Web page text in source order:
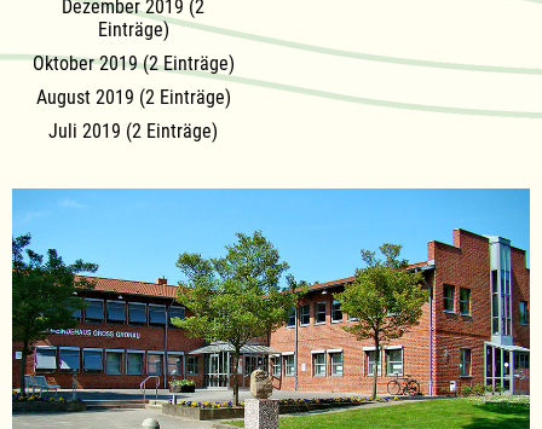
Dezember 2019 (2
Einträge)
Oktober 2019 (2 Einträge)
August 2019 (2 Einträge)
Juli 2019 (2 Einträge)